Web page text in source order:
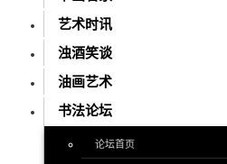
艺术时讯
浊酒笑谈
油画艺术
书法论坛
论坛首页